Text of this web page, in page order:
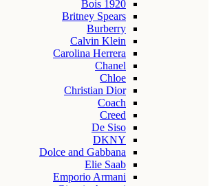
Bois 1920
Britney Spears
Burberry
Calvin Klein
Carolina Herrera
Chanel
Chloe
Christian Dior
Coach
Creed
De Siso
DKNY
Dolce and Gabbana
Elie Saab
Emporio Armani